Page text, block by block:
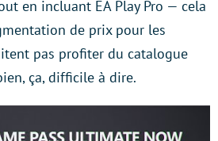
en incluant EA Play Pro — cela
de prix pour les
pas profiter du catalogue
ça, difficile à dire.